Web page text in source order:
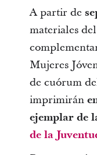
A partir de
materiales
Mujeres
de cuórum
imprimirán
ejemplar de
de la